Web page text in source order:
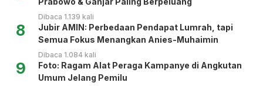
Dibaca 1.139 kali
8
Jubir AMIN: Perbedaan Pendapat Lumrah, tapi
Semua Fokus Menangkan Anies-Muhaimin
Dibaca 1.084 kali
9
Foto: Ragam Alat Peraga Kampanye di Angkutan
Umum Jelang Pemilu